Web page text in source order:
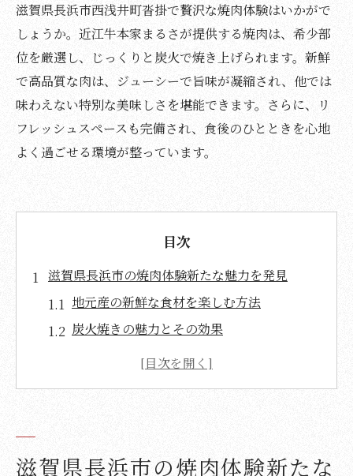
滋賀県長浜市西浅井町沓掛で贅沢な焼肉体験はいかがで
しょうか。近江牛本家まるさが提供する焼肉は、希少部
位を厳選し、じっくりと炭火で焼き上げられます。新鮮
で高品質な肉は、ジューシーで旨味が凝縮され、他では
味わえない特別な美味しさを堪能できます。さらに、リ
フレッシュスペースも完備され、食後のひとときを心地
よく過ごせる環境が整っています。
目次
滋賀県長浜市の焼肉体験新たな魅力を発見
地元産の新鮮な食材を楽しむ方法
炭火焼きの魅力とその効果
希少部位で味わう特別な瞬間
訪れる価値のある焼肉スポットとは
滋賀県長浜市の焼肉体験新たな